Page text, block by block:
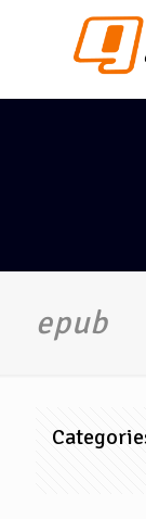
epub